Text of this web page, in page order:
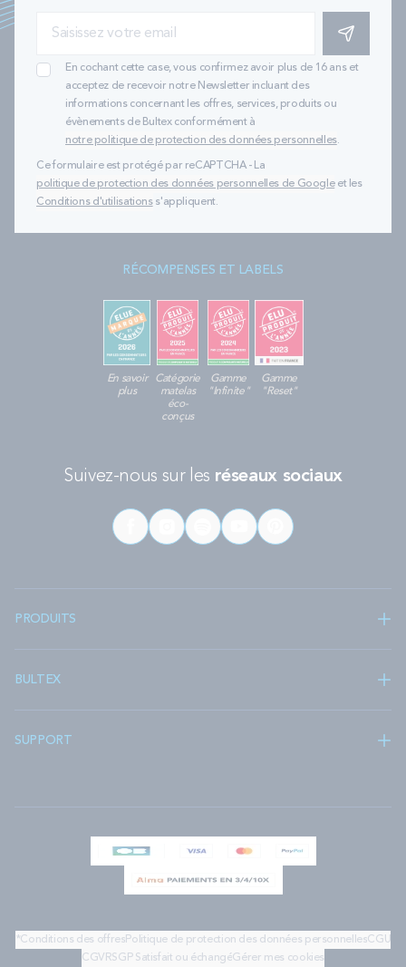
S'INSCRIRE
En cochant cette case, vous confirmez avoir plus de 16 ans et
acceptez de recevoir notre Newsletter incluant des
informations concernant les offres, services, produits ou
évènements de Bultex conformément à
notre politique de protection des données personnelles.
Ce formulaire est protégé par reCAPTCHA - La
politique de protection des données personnelles de Googleet les
Conditions d'utilisationss'appliquent.
RÉCOMPENSES ET LABELS
En savoir
plus
Catégorie
matelas
éco-
conçus
Gamme
"Infinite"
Gamme
"Reset"
Suivez-nous sur les réseaux sociaux
PRODUITS
BULTEX
SUPPORT
*Conditions des offresPolitique de protection des données personnellesCGU
CGV RSGP Satisfait ou échangéGérer mes cookies